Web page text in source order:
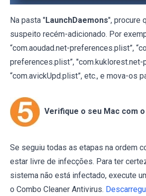
Na pasta "LaunchDaemons", procure
suspeito recém-adicionado. Por
“com.aoudad.net-preferences.plist”,
preferences.plist”,
“com.avickUpd.plist”, etc., e mova-os
Verifique o seu Mac com
Se seguiu todas as etapas na ordem
estar livre de infecções. Para ter
sistema não está infectado, execute
o Combo Cleaner Antivirus.